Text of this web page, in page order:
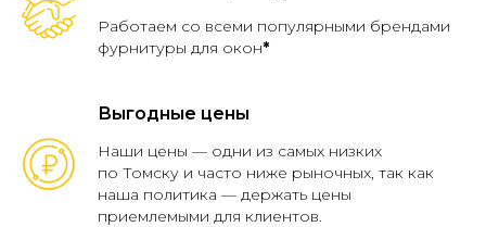
Работаем со всеми популярными брендами
фурнитуры для окон*
Выгодные цены
Наши цены — одни из самых низких
по Томску и часто ниже рыночных, так как
наша политика — держать цены
приемлемыми для клиентов.
Остекление балконов и лоджий 02
Холодильники ПВХ
Регулировка окон
Замена уплотнителей 05
Комплексное обслуживание 06